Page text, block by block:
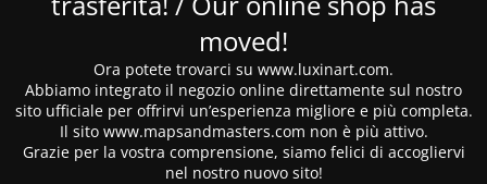
moved!
Ora potete trovarci su www.luxinart.com.
Abbiamo integrato il negozio online direttamente sul nostro
sito ufficiale per offrirvi un’esperienza migliore e più completa.
Il sito www.mapsandmasters.com non è più attivo.
Grazie per la vostra comprensione, siamo felici di accogliervi
nel nostro nuovo sito!